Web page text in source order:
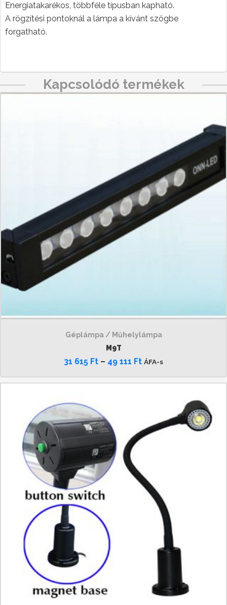
Energiatakarékos, többféle típusban kapható.
A rögzítési pontoknál a lámpa a kívánt szögbe
forgatható.
Kapcsolódó termékek
Géplámpa / Műhelylámpa
M9T
31 615 Ft – 49 111 Ft ÁFA-s